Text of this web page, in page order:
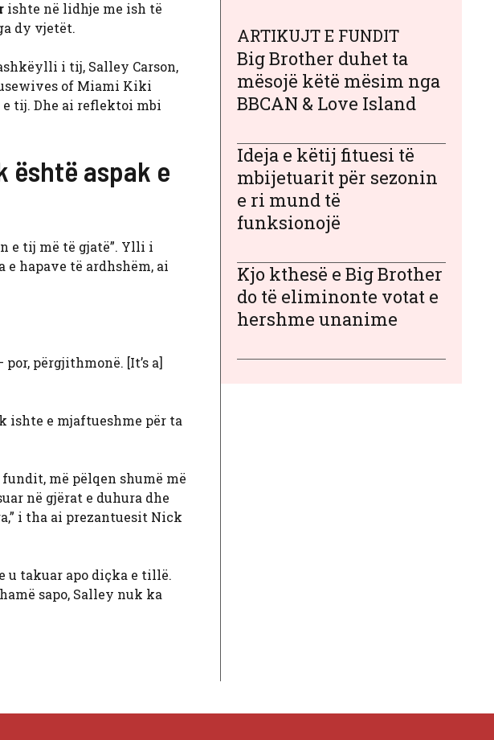
ishte në lidhje me ish të
dy vjetët.
i tij, Salley Carson,
of Miami Kiki
tij. Dhe ai reflektoi mbi
është aspak e
e tij më të gjatë”. Ylli i
hapave të ardhshëm, ai
përgjithmonë. [It’s a]
ishte e mjaftueshme për ta
më pëlqen shumë më
në gjërat e duhura dhe
i tha ai prezantuesit Nick
u takuar apo diçka e tillë.
sapo, Salley nuk ka
ARTIKUJT E FUNDIT
Big Brother duhet ta
mësojë këtë mësim nga
BBCAN & Love Island
Ideja e këtij fituesi të
mbijetuarit për sezonin
e ri mund të
funksionojë
Kjo kthesë e Big Brother
do të eliminonte votat e
hershme unanime